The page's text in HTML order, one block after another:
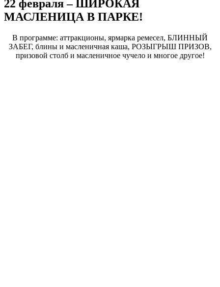
22 февраля – ШИРОКАЯ
МАСЛЕНИЦА В ПАРКЕ!
В программе: аттракционы, ярмарка ремесел, БЛИННЫЙ
ЗАБЕГ, блины и масленичная каша, РОЗЫГРЫШ ПРИЗОВ,
призовой столб и масленичное чучело и многое другое!